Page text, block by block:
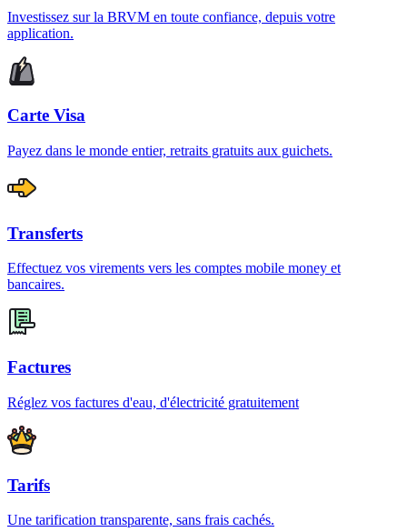
Investissez sur la BRVM en toute confiance, depuis votre
application.
Carte Visa
Payez dans le monde entier, retraits gratuits aux guichets.
Transferts
Effectuez vos virements vers les comptes mobile money et
bancaires.
Factures
Réglez vos factures d'eau, d'électricité gratuitement
Tarifs
Une tarification transparente, sans frais cachés.